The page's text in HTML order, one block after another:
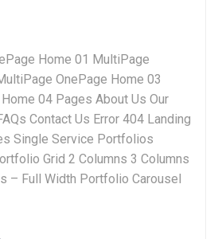
Home 01 MultiPage
OnePage Home 03
04 Pages About Us Our
Contact Us Error 404 Landing
Single Service Portfolios
Grid 2 Columns 3 Columns
– Full Width Portfolio Carousel